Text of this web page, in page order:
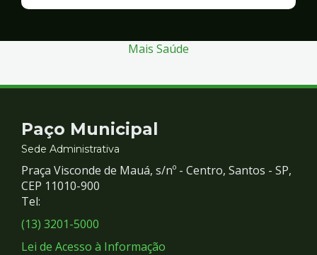
Mais Saúde
Contato
e
Redes
Sociais
Paço Municipal
Sede Administrativa
Praça Visconde de Mauá, s/nº - Centro, Santos - SP,
CEP 11010-900
Tel:
(13) 3201-5000
Lei de Acesso à Informação